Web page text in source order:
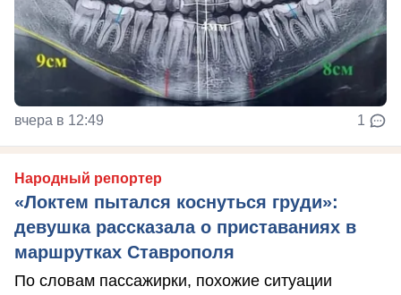
вчера в 12:49 1
Народный репортер
«Локтем пытался коснуться груди»:
девушка рассказала о приставаниях в
маршрутках Ставрополя
По словам пассажирки, похожие ситуации